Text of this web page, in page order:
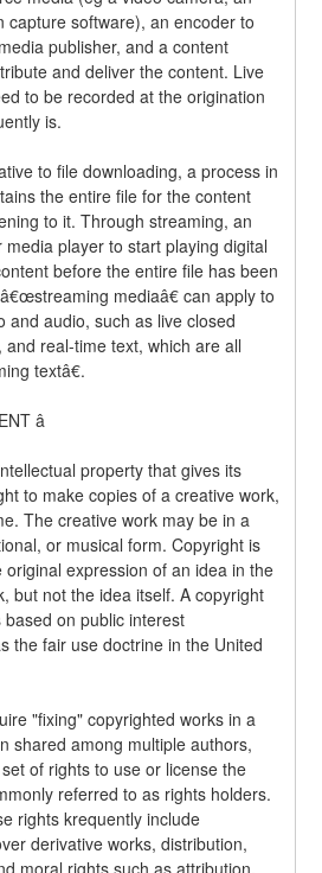
capture software), an encoder to
publisher, and a content
and deliver the content. Live
to be recorded at the origination
is.
to file downloading, a process in
the entire file for the content
to it. Through streaming, an
player to start playing digital
before the entire file has been
mediaâ€ can apply to
and audio, such as live closed
real-time text, which are all
textâ€.
â
property that gives its
to make copies of a creative work,
The creative work may be in a
or musical form. Copyright is
expression of an idea in the
but not the idea itself. A copyright
on public interest
the fair use doctrine in the United
"fixing" copyrighted works in a
shared among multiple authors,
of rights to use or license the
referred to as rights holders.
rights krequently include
derivative works, distribution,
moral rights such as attribution.